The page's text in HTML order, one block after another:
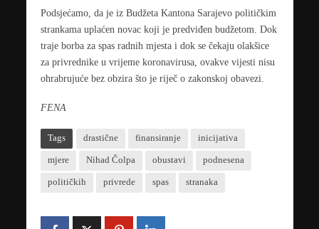
Podsjećamo, da je iz Budžeta Kantona Sarajevo političkim
strankama uplaćen novac koji je predviđen budžetom. Dok
traje borba za spas radnih mjesta i dok se čekaju olakšice
za privrednike u vrijeme koronavirusa, ovakve vijesti nisu
ohrabrujuće bez obzira što je riječ o zakonskoj obavezi.
FENA
Tags drastične finansiranje inicijativa
mjere Nihad Čolpa obustavi podnesena
političkih privrede spas stranaka